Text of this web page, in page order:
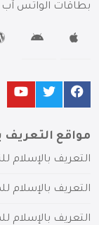
بطاقات الواتس آب
مواقع التعريف
التعريف بالإسلام
التعريف بالإسلام
التعريف بالإسلام